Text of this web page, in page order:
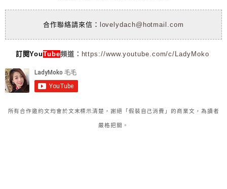
合作聯絡請來信： lovelydach@hotmail.com
訂閱YouTube頻道： https://www.youtube.com/c/LadyMoko
所有合作邀約文均會於文末標示清楚，謝絕「假裝自己消費」的商業文，為讀者
嚴格把關。